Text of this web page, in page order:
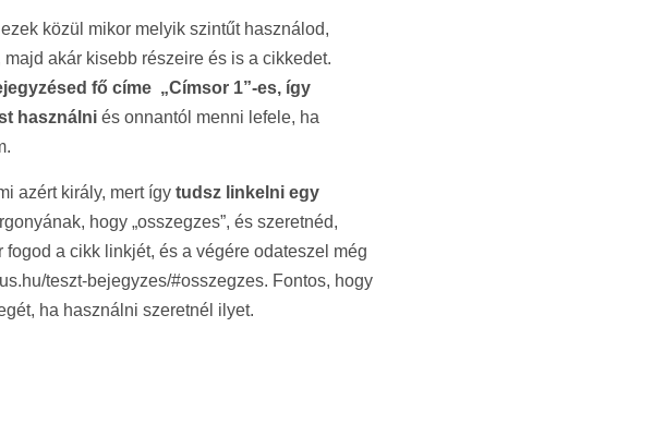
közül mikor melyik szintűt használod,
akár kisebb részeire és is a cikkedet.
fő címe „Címsor 1”-es, így
használni és onnantól menni lefele, ha
azért király, mert így tudsz linkelni egy
hogy „osszegzes”, és szeretnéd,
a cikk linkjét, és a végére odateszel még
teszt-bejegyzes/#osszegzes. Fontos, hogy
ha használni szeretnél ilyet.